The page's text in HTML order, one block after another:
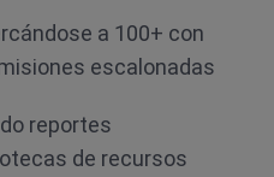
a 100+ con
escalonadas
reportes
de recursos